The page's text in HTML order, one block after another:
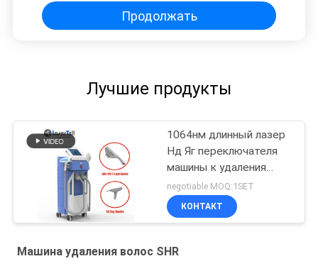
Продолжать
Лучшие продукты
1064нм длинный лазер
Нд Яг переключателя
машины к удаления
волос ИМПа ульс СХР
для удаления
татуировки
negotiable MOQ:1SET
КОНТАКТ
Машина удаления волос SHR